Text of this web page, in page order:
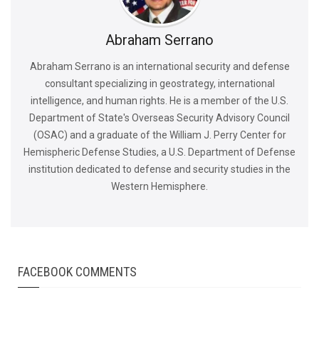
Abraham Serrano
Abraham Serrano is an international security and defense
consultant specializing in geostrategy, international
intelligence, and human rights. He is a member of the U.S.
Department of State's Overseas Security Advisory Council
(OSAC) and a graduate of the William J. Perry Center for
Hemispheric Defense Studies, a U.S. Department of Defense
institution dedicated to defense and security studies in the
Western Hemisphere.
FACEBOOK COMMENTS